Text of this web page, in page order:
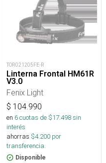
TOR021205FE-R
Linterna Frontal HM61R
V3.0
Fenix Light
$ 104.990
en 6cuotas de $17.498sin
interés
ahorras $4.200 por
transferencia.
Disponible